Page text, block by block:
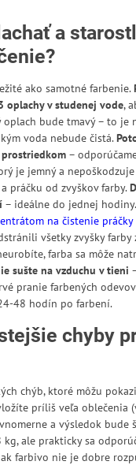
a
ako samotné farbenie.
oplachy v studenej vode,
oplach bude tmavý – to je
voda nebude čistá.
–
je jemný a
práčku od zvyškov farby.
– ideálne do jednej
na čistenie práčky
všetky zvyšky farby
farba sa môže
sušte na vzduchu v tieni
pranie farbených
48 hodín po farbení.
chyby
chýb, ktoré môžu
príliš veľa oblečenia
a výsledok bude
ale prakticky sa
farbivo nie je dobre